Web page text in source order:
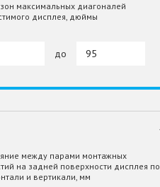
максимальных диагоналей
дисплея, дюймы
до
между парами монтажных
на задней поверхности дисплея по
и вертикали, мм